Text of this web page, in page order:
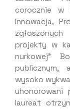
corocznie w
Innowacja,
projekty w
nurkowej”
wysoko
laureat